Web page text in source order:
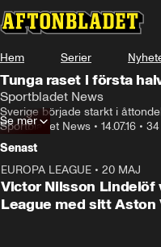
Hem Serier
Tunga raset i första
Sportbladet News
Sverige började starkt i
Sportbladet News • 14.07.16 •
Se mer
Senast
EUROPA LEAGUE • 20 MAJ
Victor Nilsson Lindelöf
League med sitt Aston